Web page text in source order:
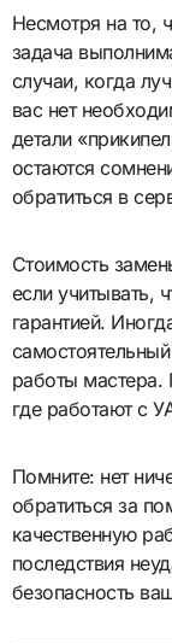
Несмотря на то,
задача
случаи, когда
вас нет
детали
остаются
обратиться в
Стоимость
если учитывать,
гарантией.
работы мастера.
где работают с
Помните: нет
обратиться за
качественную
последствия
безопасность